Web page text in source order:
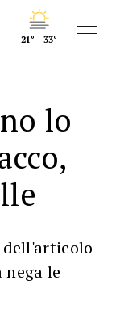
21° - 33°
lo
nega le